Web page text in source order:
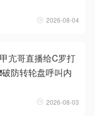
2026-08-04
亢哥直播给C罗打
破防转轮盘呼叫内
2026-08-03